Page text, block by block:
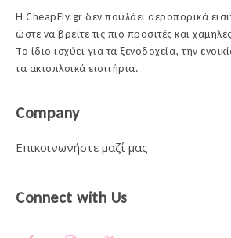
Η CheapFly.gr δεν πουλάει αεροπορικά
ώστε να βρείτε τις πιο προσιτές και
Το ίδιο ισχύει για τα ξενοδοχεία, την
τα ακτοπλοικά εισιτήρια.
Company
Επικοινωνήστε μαζί μας
Connect with Us